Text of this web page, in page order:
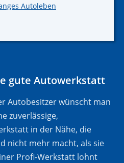
Autoleben
gute Autowerkstatt
Autobesitzer wünscht man
zuverlässige,
in der Nähe, die
nicht mehr macht, als sie
Profi-Werkstatt lohnt